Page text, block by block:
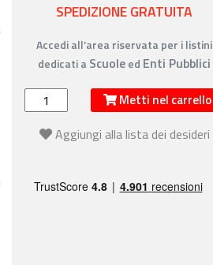
SPEDIZIONE GRATUITA
Accedi all’area riservata per i listini
dedicati a Scuoleed Enti Pubblici
Metti nel carrello
Aggiungi alla lista dei desideri